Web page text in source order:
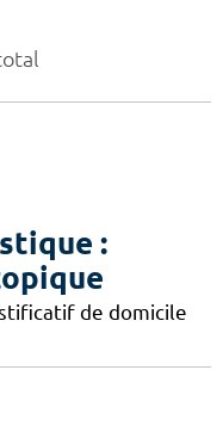
:
de domicile